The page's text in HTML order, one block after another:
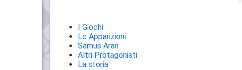
I Giochi
Le Apparizioni
Samus Aran
Altri Protagonisti
La storia